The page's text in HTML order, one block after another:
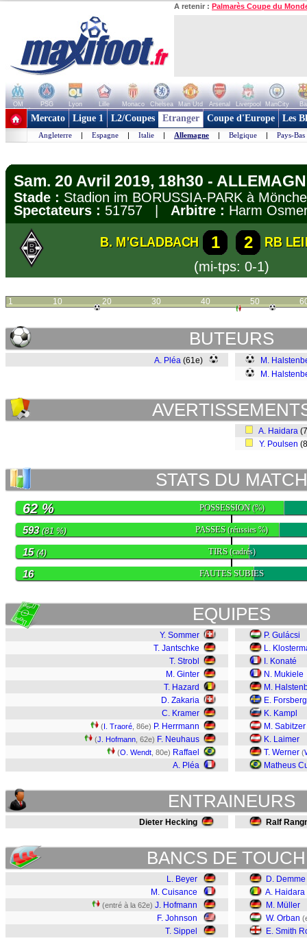
A retenir : Palmarès Coupe du
OM PSG Lyon Lille Monaco Chelsea Man Utd Arsenal Liverpool ManCity
+ de clubs
Mercato Ligue 1 L2/Coupes Etranger Coupe d'Europe Les
Angleterre | Espagne | Italie | Allemagne | Belgique | Pays-Bas
Sam. 20 Avril 2019, 18h30 -
Stade : Stadion im BORUSSIA-PARK à
Spectateurs : 51757 | Arbitre : Harm
B. M'GLADBACH 1 2
RB
(mi-tps: 0-1)
1 10 20 30 40 50
BUTEURS
A. Pléa (61e)
M.
M.
A. Haidara
Y. Poulsen
STATS DU MATCH
POSSESSION(%)
62 %
PASSES(réussies %)
593(81 %)
TIRS(cadrés)
15(4)
FAUTES SUBIES
16
EQUIPES
Y. Sommer
T. Jantschke
T. Strobl
M. Ginter
T. Hazard
D. Zakaria
C. Kramer
(I. Traoré , 86e) P. Herrmann
(J. Hofmann , 62e) F. Neuhaus
(O. Wendt , 80e) Raffael
A. Pléa
P. Gulácsi
L.
I. Konaté
N. Mukiele
M.
E. Forsberg
K. Kampl
M. Sabitzer
K. Laimer
T. Werner (
Matheus
ENTRAINEURS
Dieter Hecking Ralf
BANCS DE
L. Beyer
M. Cuisance
(entré à la 62e) J. Hofmann
F. Johnson
T. Sippel
D. Demme
A. Haidara
M. Müller
W. Orban
E. Smith